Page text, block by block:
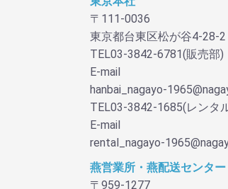
〒111-0036
東京都台東区松が谷4-28-2
TEL03-3842-6781(販売部)
E-mail
hanbai_nagayo-
TEL03-3842-1685(レンタ
E-mail
rental_nagayo-
燕営業所・燕配送センター
〒959-1277